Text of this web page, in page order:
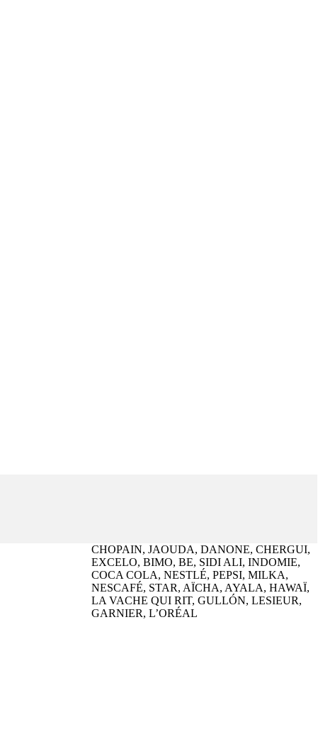
CHOPAIN, JAOUDA, DANONE, CHERGUI,
EXCELO, BIMO, BE, SIDI ALI, INDOMIE,
COCA COLA, NESTLÉ, PEPSI, MILKA,
NESCAFÉ, STAR, AÏCHA, AYALA, HAWAÏ,
LA VACHE QUI RIT, GULLÓN, LESIEUR,
GARNIER, L’ORÉAL